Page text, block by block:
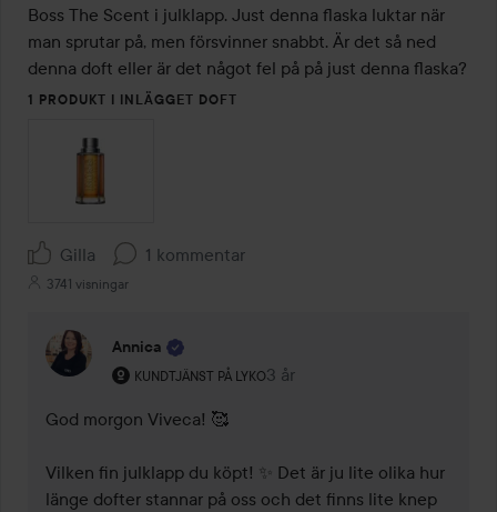
Boss The Scent i julklapp. Just denna flaska luktar när
man sprutar på, men försvinner snabbt. Är det så ned
denna doft eller är det något fel på på just denna flaska?
1 PRODUKT I INLÄGGET DOFT
Gilla 1 kommentar
3741 visningar
Annica
KUNDTJÄNST PÅ LYKO
Användarens roll: Kundtjänst på Lyko.
3 år
Kommentaren lades 3 år
God morgon Viveca! 🥰
Vilken fin julklapp du köpt! ✨ Det är ju lite olika hur
länge dofter stannar på oss och det finns lite knep